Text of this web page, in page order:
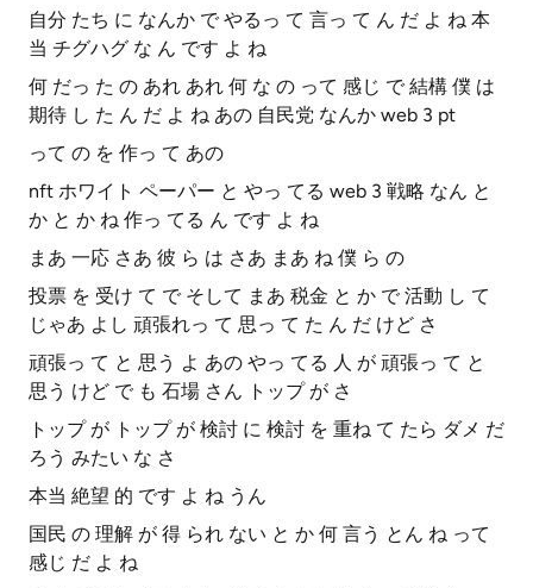
自分 たち に なんか で やるっ て 言っ て ん だ よ ね 本
当 チグハグ な ん です よ ね
何 だっ た の あれ あれ 何 な の って 感じ で 結構 僕 は
期待 し た ん だ よ ね あの 自民党 なんか web 3 pt
って の を 作っ て あの
nft ホワイト ペーパー と やっ てる web 3 戦略 なん と
か と か ね 作っ てる ん です よ ね
まあ 一応 さあ 彼 ら は さあ まあ ね 僕 ら の
投票 を 受け て で そして まあ 税金 と か で 活動 し て
じゃあ よし 頑張れっ て 思っ て た ん だ けど さ
頑張っ て と 思う よ あの やっ てる 人 が 頑張っ て と
思う けど で も 石場 さん トップ が さ
トップ が トップ が 検討 に 検討 を 重ね て たら ダメ だ
ろう みたい な さ
本当 絶望 的 です よ ね うん
国民 の 理解 が 得 られ ない と か 何 言う とん ね って
感じ だ よ ね